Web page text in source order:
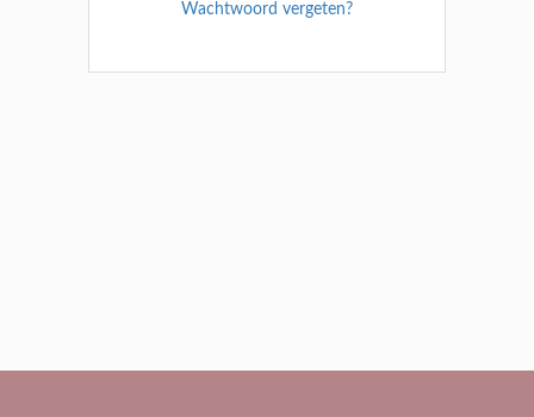
Wachtwoord vergeten?